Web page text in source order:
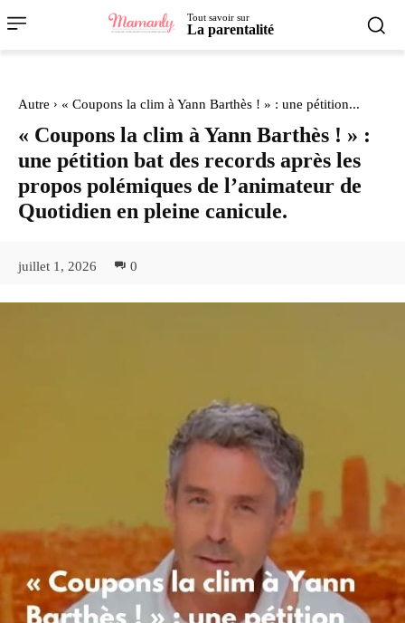
Tout savoir sur
La parentalité
Autre « Coupons la clim à Yann Barthès ! » : une pétition...
« Coupons la clim à Yann Barthès ! » :
une pétition bat des records après les
propos polémiques de l’animateur de
Quotidien en pleine canicule.
juillet 1, 2026 0